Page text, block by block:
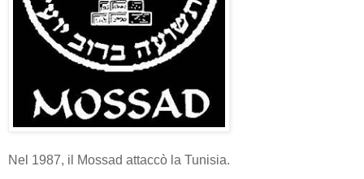
Nel 1987, il Mossad attaccò la Tunisia.